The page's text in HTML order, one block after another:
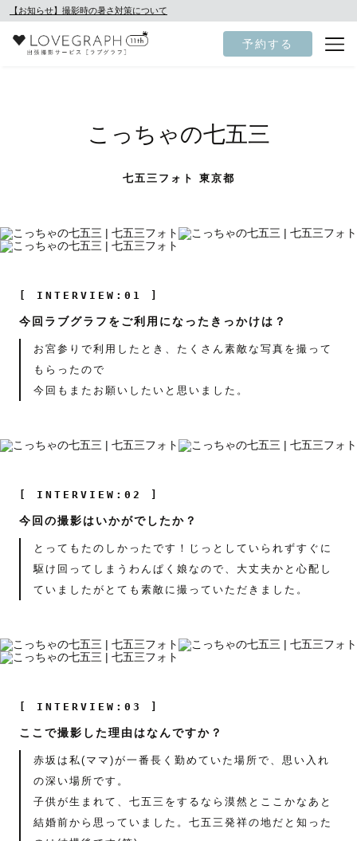
【お知らせ】撮影時の暑さ対策について
予約する
こっちゃの七五三
七五三フォト 東京都
[ INTERVIEW:01 ]
今回ラブグラフをご利用になったきっかけは？
お宮参りで利用したとき、たくさん素敵な写真を撮って
もらったので
今回もまたお願いしたいと思いました。
[ INTERVIEW:02 ]
今回の撮影はいかがでしたか？
とってもたのしかったです！じっとしていられずすぐに
駆け回ってしまうわんぱく娘なので、大丈夫かと心配し
ていましたがとても素敵に撮っていただきました。
[ INTERVIEW:03 ]
ここで撮影した理由はなんですか？
赤坂は私(ママ)が一番長く勤めていた場所で、思い入れ
の深い場所です。
子供が生まれて、七五三をするなら漠然とここかなあと
結婚前から思っていました。七五三発祥の地だと知った